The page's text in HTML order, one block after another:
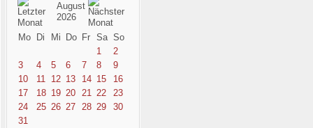
August
2026
Mo
Di Mi Do Fr Sa So
1
2
3
4 5 6 7 8
9
10
11 12 13 14 15
16
17
18 19 20 21 22
23
24
25 26 27 28 29
30
31